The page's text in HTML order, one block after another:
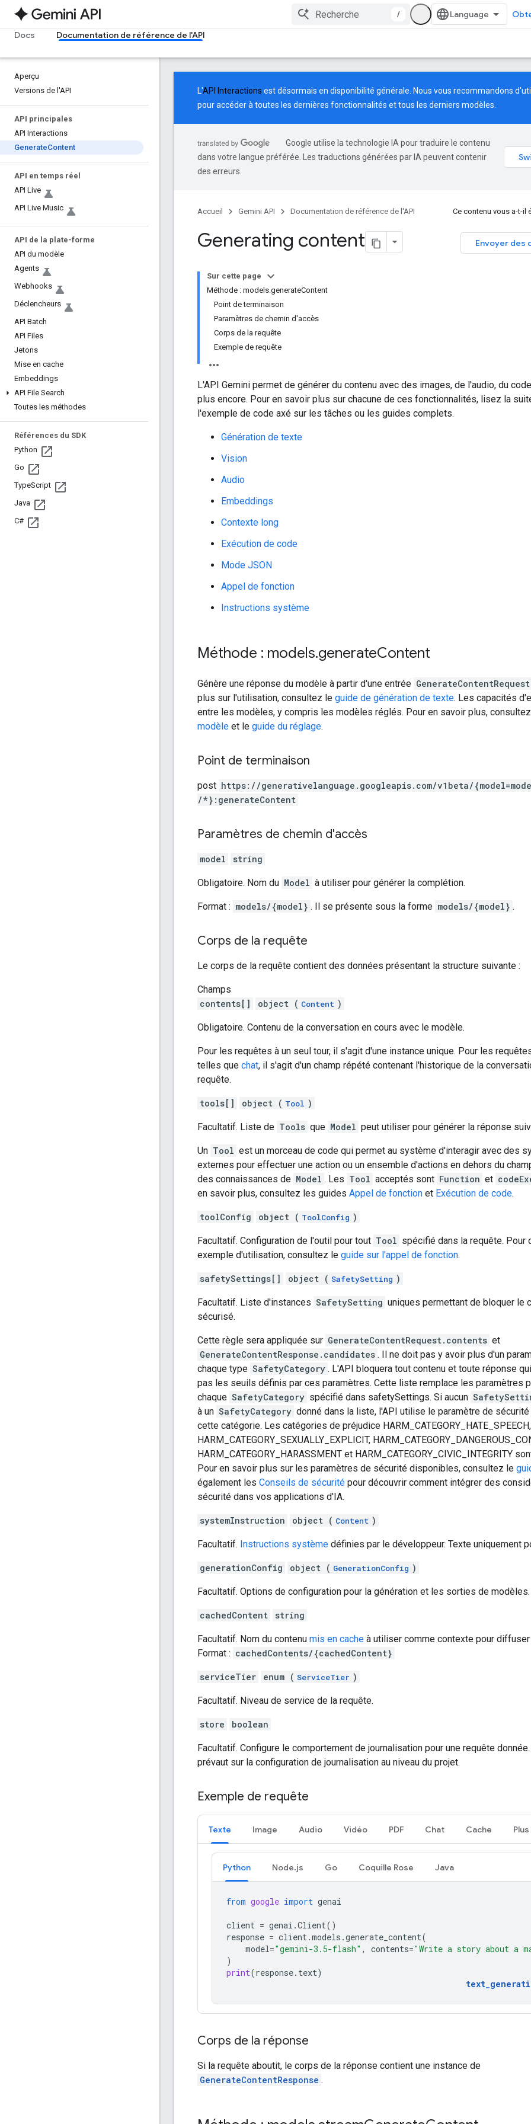
/
Docs Documentation de référence de l'API
Aperçu
Versions de l'API
API principales
API Interactions
GenerateContent
API en temps réel
API Live
API Live Music
API de la plate-forme
API du modèle
Agents
Webhooks
Déclencheurs
API Batch
API Files
Jetons
Mise en cache
Embeddings
API File Search
Toutes les méthodes
Références du SDK
Python
Go
TypeScript
Java
C#
L'API Interactions est désormais en disponibilité générale. Nous vous recommandons
pour accéder à toutes les dernières fonctionnalités et tous les derniers modèles.
Google utilise la technologie IA pour traduire le contenu
dans votre langue préférée. Les traductions générées par IA peuvent contenir
des erreurs.
Accueil Gemini API Documentation de référence de l'API Ce contenu vous a-t-il
Envoyer des
Generating content
Sur cette page
Méthode : models.generateContent
Point de terminaison
Paramètres de chemin d'accès
Corps de la requête
Exemple de requête
L'API Gemini permet de générer du contenu avec des images, de l'audio, du
plus encore. Pour en savoir plus sur chacune de ces fonctionnalités, lisez la
l'exemple de code axé sur les tâches ou les guides complets.
Génération de texte
Vision
Audio
Embeddings
Contexte long
Exécution de code
Mode JSON
Appel de fonction
Instructions système
Méthode : models.generateContent
Génère une réponse du modèle à partir d'une entrée GenerateContentRequest
plus sur l'utilisation, consultez le guide de génération de texte. Les capacités
entre les modèles, y compris les modèles réglés. Pour en savoir plus,
modèle et le guide du réglage.
Point de terminaison
post https: / /generativelanguage.googleapis.com/v1beta/
/*}:generateContent
Paramètres de chemin d'accès
model string
Obligatoire. Nom du Model à utiliser pour générer la complétion.
Format : models/{model} . Il se présente sous la forme models/{model} .
Corps de la requête
Le corps de la requête contient des données présentant la structure suivante :
Champs
contents[]
object ( Content )
Obligatoire. Contenu de la conversation en cours avec le modèle.
Pour les requêtes à un seul tour, il s'agit d'une instance unique. Pour les
telles que chat, il s'agit d'un champ répété contenant l'historique de la
requête.
tools[] object ( Tool )
Facultatif. Liste de Tools que Model peut utiliser pour générer la réponse
Un Tool est un morceau de code qui permet au système d'interagir avec des
externes pour effectuer une action ou un ensemble d'actions en dehors du
des connaissances de Model . Les Tool acceptés sont Function et
en savoir plus, consultez les guides Appel de fonction et Exécution de code.
toolConfig object ( ToolConfig )
Facultatif. Configuration de l'outil pour tout Tool spécifié dans la requête. Pour
exemple d'utilisation, consultez le guide sur l'appel de fonction.
safetySettings[] object ( SafetySetting )
Facultatif. Liste d'instances SafetySetting uniques permettant de bloquer le
sécurisé.
Cette règle sera appliquée sur GenerateContentRequest.contents et
GenerateContentResponse.candidates . Il ne doit pas y avoir plus d'un
chaque type SafetyCategory . L'API bloquera tout contenu et toute réponse
pas les seuils définis par ces paramètres. Cette liste remplace les paramètres
chaque SafetyCategory spécifié dans safetySettings. Si aucun
à un SafetyCategory donné dans la liste, l'API utilise le paramètre de
cette catégorie. Les catégories de préjudice HARM_CATEGORY_HATE_SPEECH,
HARM_CATEGORY_SEXUALLY_EXPLICIT,
HARM_CATEGORY_HARASSMENT et HARM_CATEGORY_CIVIC_INTEGRITY
Pour en savoir plus sur les paramètres de sécurité disponibles, consultez le
également les Conseils de sécurité pour découvrir comment intégrer des
sécurité dans vos applications d'IA.
systemInstruction object ( Content )
Facultatif. Instructions système définies par le développeur. Texte uniquement
generationConfig object ( GenerationConfig )
Facultatif. Options de configuration pour la génération et les sorties de modèles.
cachedContent string
Facultatif. Nom du contenu mis en cache à utiliser comme contexte pour
Format : cachedContents/{cachedContent}
serviceTier enum ( ServiceTier )
Facultatif. Niveau de service de la requête.
store boolean
Facultatif. Configure le comportement de journalisation pour une requête
prévaut sur la configuration de journalisation au niveau du projet.
Exemple de requête
Texte Image Audio Vidéo PDF Chat Cache Plus
Python Node.js Go Coquille Rose Java
from google import genai
client = genai .Client()
response = client.models .generate_content(
model="gemini-3.5-flash" , contents="Write a story about a
)
print(response. text)
Corps de la réponse
Si la requête aboutit, le corps de la réponse contient une instance de
GenerateContentResponse .